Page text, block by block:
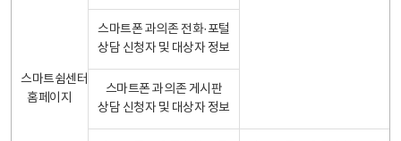
스마트쉼센터
홈페이지
스마트폰 과의존 전화·포털
상담 신청자 및 대상자 정보
스마트폰 과의존 게시판
상담 신청자 및 대상자 정보